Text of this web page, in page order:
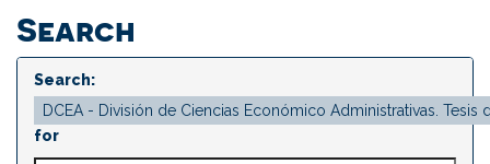
Search
Search:
for